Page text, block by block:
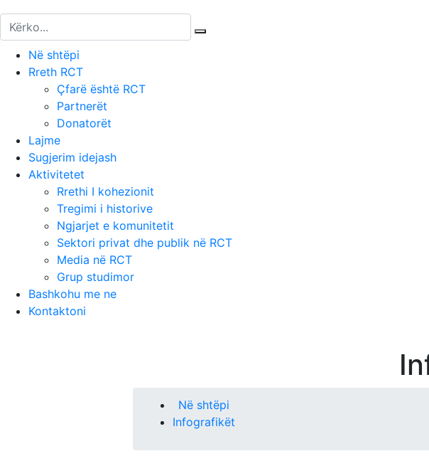
Search
for:
Në shtëpi
Rreth RCT
Çfarë është RCT
Partnerët
Donatorët
Lajme
Sugjerim idejash
Aktivitetet
Rrethi I kohezionit
Tregimi i historive
Ngjarjet e komunitetit
Sektori privat dhe publik në RCT
Media në RCT
Grup studimor
Bashkohu me ne
Kontaktoni
Në shtëpi
Infografikët